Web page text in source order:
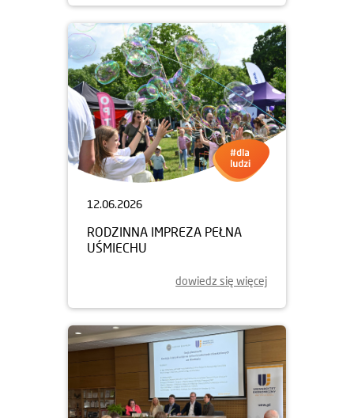
12.06.2026
RODZINNA IMPREZA PEŁNA
UŚMIECHU
dowiedz się więcej